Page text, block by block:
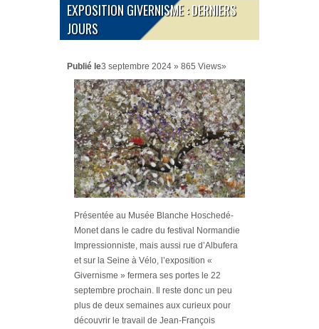
EXPOSITION GIVERNISME : DERNIERS
JOURS
Publié le3 septembre 2024 » 865 Views»
Présentée au Musée Blanche Hoschedé-
Monet dans le cadre du festival Normandie
Impressionniste, mais aussi rue d’Albufera
et sur la Seine à Vélo, l’exposition «
Givernisme » fermera ses portes le 22
septembre prochain. Il reste donc un peu
plus de deux semaines aux curieux pour
découvrir le travail de Jean-François